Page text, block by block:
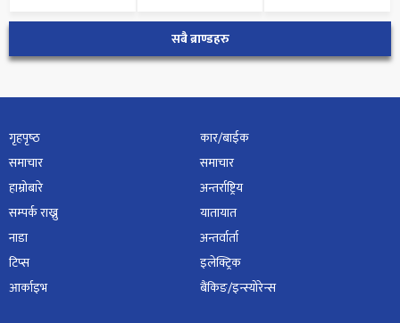
सबै ब्राण्डहरु
गृहपृष्‍ठ
समाचार
हाम्रोबारे
सम्पर्क राख्नु
नाडा
टिप्स
आर्काइभ
कार/बाईक
समाचार
अन्तर्राष्ट्रिय
यातायात
अन्तर्वार्ता
इलेक्ट्रिक
बैंकिङ/इन्स्योरेन्स